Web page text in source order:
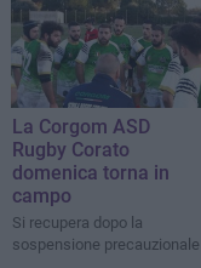
La Corgom ASD
Rugby Corato
domenica torna in
campo
Si recupera dopo la
sospensione precauzionale